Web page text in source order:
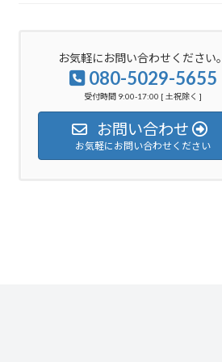
お気軽にお問い合わせください。
080-5029-5655
受付時間 9:00-17:00 [ 土祝除く ]
お問い合わせ
お気軽にお問い合わせください